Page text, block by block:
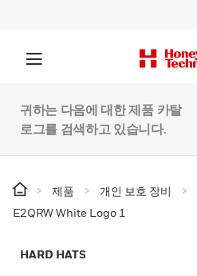
귀하는 다음에 대한 제품 카탈
로그를 검색하고 있습니다.
제품 개인 보호 장비
E2QRW White Logo 1
HARD HATS